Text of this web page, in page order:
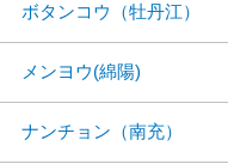
ボタンコウ（牡丹江）
メンヨウ(綿陽)
ナンチョン（南充）